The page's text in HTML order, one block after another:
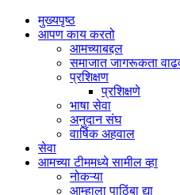
मुख्यपृष्ठ
आपण काय करतो
आमच्याबद्दल
समाजात जागरूकता
प्रशिक्षण
प्रशिक्षणे
भाषा सेवा
अनुदान संघ
वार्षिक अहवाल
सेवा
आमच्या टीममध्ये सामील व्हा
नोकऱ्या
आम्हाला पाठिंबा द्या